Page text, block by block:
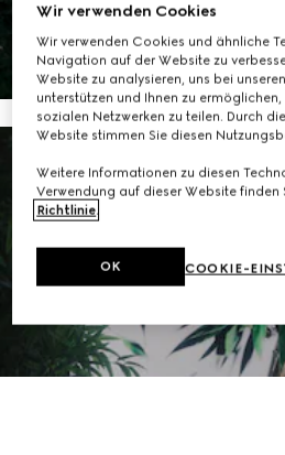
Wir verwenden Cookies
Wir verwenden Cookies und ähnliche
Navigation auf der Website zu
Website zu analysieren, uns bei
unterstützen und Ihnen zu
sozialen Netzwerken zu teilen. Durch
Website stimmen Sie diesen
Weitere Informationen zu diesen
Verwendung auf dieser Website finden
Richtlinie.
COOKIE-
OK